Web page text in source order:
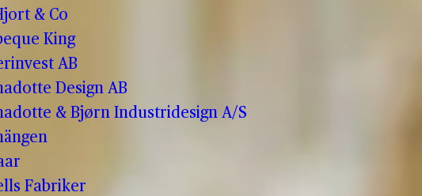
& Co
King
AB
Design AB
& Bjørn Industridesign A/S
Fabriker